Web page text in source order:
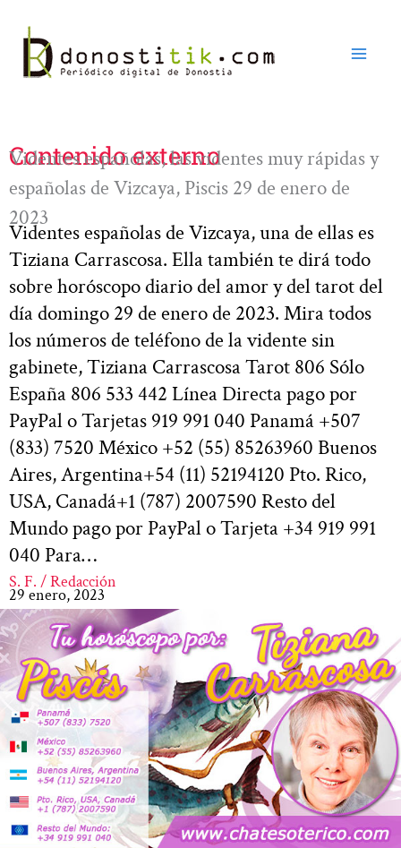
contenido
Contenido externo
Videntes españolas, las videntes muy rápidas y
españolas de Vizcaya, Piscis 29 de enero de
2023
Videntes españolas de Vizcaya, una de ellas es
Tiziana Carrascosa. Ella también te dirá todo
sobre horóscopo diario del amor y del tarot del
día domingo 29 de enero de 2023. Mira todos
los números de teléfono de la vidente sin
gabinete, Tiziana Carrascosa Tarot 806 Sólo
España 806 533 442 Línea Directa pago por
PayPal o Tarjetas 919 991 040 Panamá +507
(833) 7520 México +52 (55) 85263960 Buenos
Aires, Argentina+54 (11) 52194120 Pto. Rico,
USA, Canadá+1 (787) 2007590 Resto del
Mundo pago por PayPal o Tarjeta +34 919 991
040 Para…
S. F. / Redacción
29 enero, 2023